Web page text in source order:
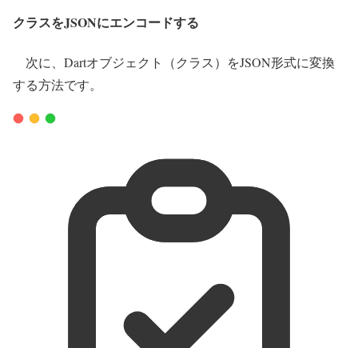
クラスをJSONにエンコードする
次に、Dartオブジェクト（クラス）をJSON形式に変換
する方法です。